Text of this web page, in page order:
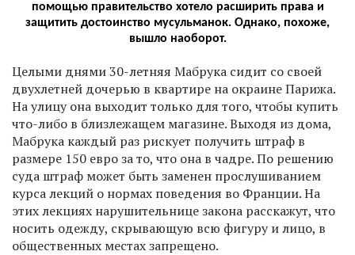
помощью правительство хотело расширить права и
защитить достоинство мусульманок. Однако, похоже,
вышло наоборот.
Целыми днями 30-летняя Мабрука сидит со своей
двухлетней дочерью в квартире на окраине Парижа.
На улицу она выходит только для того, чтобы купить
что-либо в близлежащем магазине. Выходя из дома,
Мабрука каждый раз рискует получить штраф в
размере 150 евро за то, что она в чадре. По решению
суда штраф может быть заменен прослушиванием
курса лекций о нормах поведения во Франции. На
этих лекциях нарушительнице закона расскажут, что
носить одежду, скрывающую всю фигуру и лицо, в
общественных местах запрещено.